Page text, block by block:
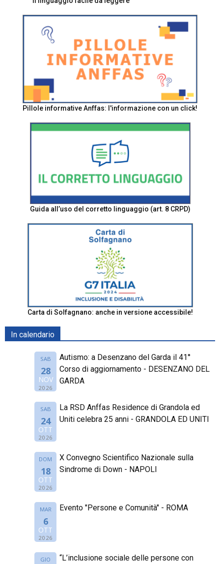
Pillole informative Anffas: l'informazione con un click!
Guida all’uso del corretto linguaggio (art. 8 CRPD)
Carta di Solfagnano: anche in versione accessibile!
In calendario
SAB
28
NOV
2026
Autismo: a Desenzano del Garda il 41°
Corso di aggiornamento - DESENZANO DEL
GARDA
SAB
24
OTT
2026
La RSD Anffas Residence di Grandola ed
Uniti celebra 25 anni - GRANDOLA ED UNITI
DOM
18
OTT
2026
X Convegno Scientifico Nazionale sulla
Sindrome di Down - NAPOLI
MAR
6
OTT
2026
Evento "Persone e Comunità" - ROMA
GIO
“L’inclusione sociale delle persone con